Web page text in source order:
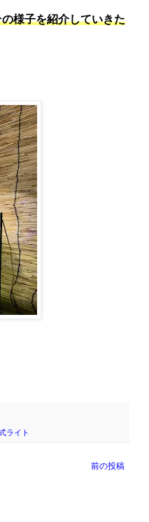
様子を紹介していきた
ライト
前の投稿